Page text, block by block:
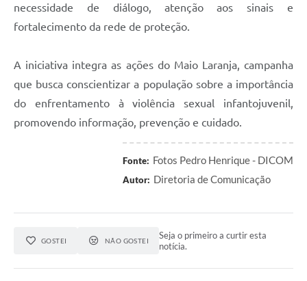
necessidade de diálogo, atenção aos sinais e
fortalecimento da rede de proteção.
A iniciativa integra as ações do Maio Laranja, campanha
que busca conscientizar a população sobre a importância
do enfrentamento à violência sexual infantojuvenil,
promovendo informação, prevenção e cuidado.
Fonte: Fotos Pedro Henrique - DICOM
Autor: Diretoria de Comunicação
GOSTEI NÃO GOSTEI
Seja o primeiro a curtir esta
notícia.